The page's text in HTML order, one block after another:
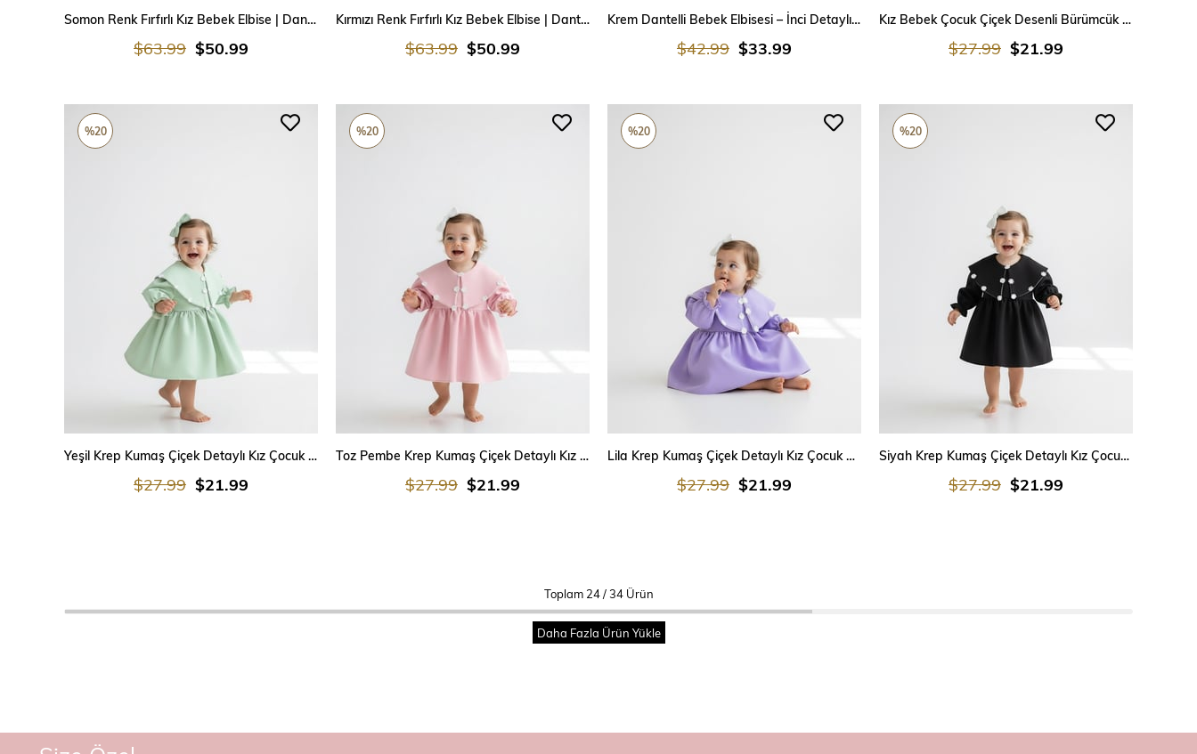
Somon Renk Fırfırlı Kız Bebek Elbise | Dantelli Yaka ve Balon Kol Tasarım
$50.99
$63.99
Kırmızı Renk Fırfırlı Kız Bebek Elbise | Dantelli Yaka ve Balon Kol Tasarım
$50.99
$63.99
Krem Dantelli Bebek Elbisesi – İnci Detaylı, Fırfırlı Vintage Tasarım Kız Bebek Özel Gün Elbisesi
$33.99
$42.99
Kız Bebek Çocuk Çiçek Desenli Bürümcük Müslin Özel Gün Elbisesi
$21.99
$27.99
SEPETE EKLE
Yeşil Krep Kumaş Çiçek Detaylı Kız Çocuk Elbisesi – Doğum Günü & Mevlüt Elbisesi
$21.99
$27.99
%20
SEPETE EKLE
Toz Pembe Krep Kumaş Çiçek Detaylı Kız Çocuk Elbisesi – Doğum Günü & Mevlüt Elbisesi
$21.99
$27.99
%20
SEPETE EKLE
Lila Krep Kumaş Çiçek Detaylı Kız Çocuk Elbisesi – Doğum Günü & Mevlüt Elbisesi
$21.99
$27.99
%20
SEPETE EKLE
Siyah Krep Kumaş Çiçek Detaylı Kız Çocuk Elbisesi – Doğum Günü & Mevlüt Elbisesi
$21.99
$27.99
%20
Toplam 24/34Ürün
Daha Fazla Ürün Yükle